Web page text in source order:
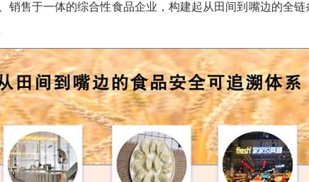
销售于一体的综合性食品企业，构建起从田间到嘴边的全链